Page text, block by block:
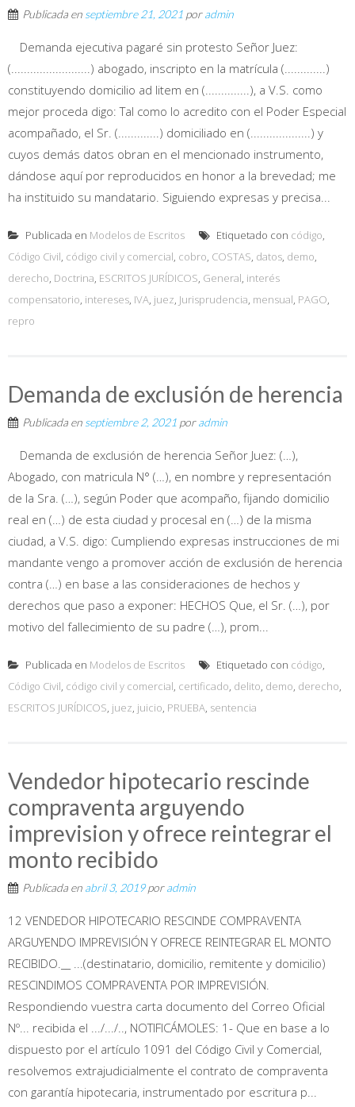
Publicada en septiembre 21, 2021 poradmin
Demanda ejecutiva pagaré sin protesto Señor Juez:
(.........................) abogado, inscripto en la matrícula (.............)
constituyendo domicilio ad litem en (..............), a V.S. como
mejor proceda digo: Tal como lo acredito con el Poder Especial
acompañado, el Sr. (.............) domiciliado en (...................) y
cuyos demás datos obran en el mencionado instrumento,
dándose aquí por reproducidos en honor a la brevedad; me
ha instituido su mandatario. Siguiendo expresas y precisa...
Publicada en Modelos de Escritos Etiquetado con código,
Código Civil, código civil y comercial, cobro, COSTAS, datos, demo,
derecho, Doctrina, ESCRITOS JURÍDICOS, General, interés
compensatorio, intereses, IVA, juez, Jurisprudencia, mensual, PAGO,
repro
Demanda de exclusión de herencia
Publicada en septiembre 2, 2021 poradmin
Demanda de exclusión de herencia Señor Juez: (…),
Abogado, con matricula N° (…), en nombre y representación
de la Sra. (…), según Poder que acompaño, fijando domicilio
real en (…) de esta ciudad y procesal en (…) de la misma
ciudad, a V.S. digo: Cumpliendo expresas instrucciones de mi
mandante vengo a promover acción de exclusión de herencia
contra (…) en base a las consideraciones de hechos y
derechos que paso a exponer: HECHOS Que, el Sr. (…), por
motivo del fallecimiento de su padre (…), prom...
Publicada en Modelos de Escritos Etiquetado con código,
Código Civil, código civil y comercial, certificado, delito, demo, derecho,
ESCRITOS JURÍDICOS, juez, juicio, PRUEBA, sentencia
Vendedor hipotecario rescinde
compraventa arguyendo
imprevision y ofrece reintegrar el
monto recibido
Publicada en abril 3, 2019poradmin
12 VENDEDOR HIPOTECARIO RESCINDE COMPRAVENTA
ARGUYENDO IMPREVISIÓN Y OFRECE REINTEGRAR EL MONTO
RECIBIDO.__ ...(destinatario, domicilio, remitente y domicilio)
RESCINDIMOS COMPRAVENTA POR IMPREVISIÓN.
Respondiendo vuestra carta documento del Correo Oficial
Nº... recibida el .../.../.., NOTIFICÁMOLES: 1- Que en base a lo
dispuesto por el artículo 1091 del Código Civil y Comercial,
resolvemos extrajudicialmente el contrato de compraventa
con garantía hipotecaria, instrumentado por escritura p...